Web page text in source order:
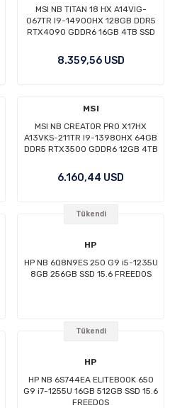
MSI NB TITAN 18 HX A14VIG-
067TR I9-14900HX 128GB DDR5
RTX4090 GDDR6 16GB 4TB SSD
8.359,56 USD
MSI
MSI NB CREATOR PRO X17HX
A13VKS-211TR I9-13980HX 64GB
DDR5 RTX3500 GDDR6 12GB 4TB
6.160,44 USD
Tükendi
HP
HP NB 6Q8N9ES 250 G9 i5-1235U
8GB 256GB SSD 15.6 FREEDOS
Tükendi
HP
HP NB 6S744EA ELITEBOOK 650
G9 i7-1255U 16GB 512GB SSD 15.6
FREEDOS